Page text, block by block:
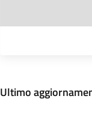
Ultimo